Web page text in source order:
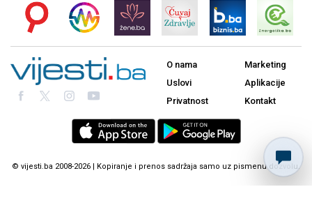
O nama
Uslovi
Privatnost
Marketing
Aplikacije
Kontakt
© vijesti.ba 2008-2026 | Kopiranje i prenos sadržaja samo uz pismenu dozvolu.